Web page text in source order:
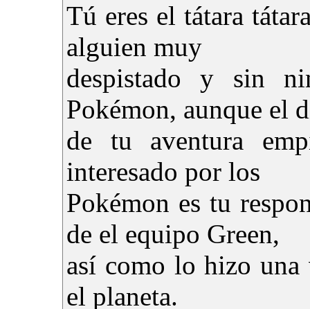
Tú eres el tátara
alguien muy
despistado y sin
Pokémon, aunque el
de tu aventura
interesado por los
Pokémon es tu
de el equipo Green,
así como lo hizo una
el planeta.